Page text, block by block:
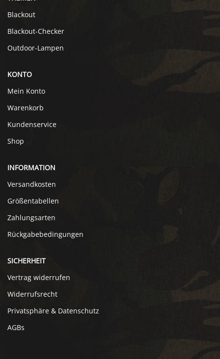
Blackout
Blackout-Checker
Outdoor-Lampen
KONTO
Mein Konto
Warenkorb
Kundenservice
Shop
INFORMATION
Versandkosten
Größentabellen
Zahlungsarten
Rückgabebedingungen
SICHERHEIT
Vertrag widerrufen
Widerrufsrecht
Privatsphäre & Datenschutz
AGBs